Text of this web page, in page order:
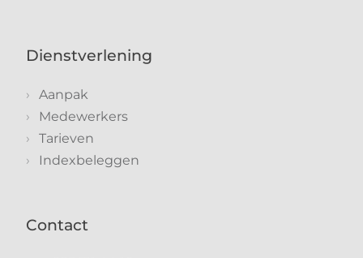
Dienstverlening
Aanpak
Medewerkers
Tarieven
Indexbeleggen
Contact